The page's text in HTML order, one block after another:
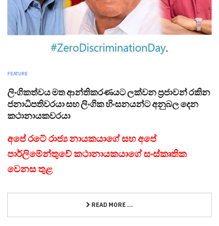
FEATURE
ලිංගිකත්වය මත ආන්තිකරණයට ලක්වන ප්‍රජාවන් ‍රකින
ජනාධිපතිවරයා සහ ලිංගික හිංසනයන්ට අනුබල දෙන
කථානායකවරයා
අපේ රටේ රාජ්‍ය නායකයාගේ සහ අපේ
පාර්ලිමේන්තුවේ කථානායකයාගේ සංස්කෘතික
වෙනස තුළ
READ MORE ...